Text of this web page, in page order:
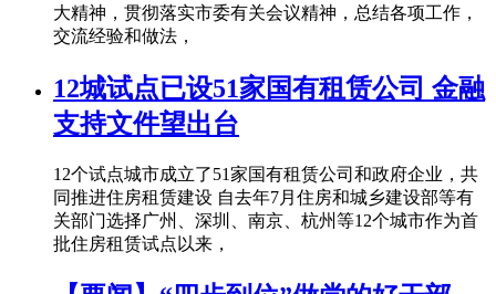
大精神，贯彻落实市委有关会议精神，总结各项工作，
交流经验和做法，
12城试点已设51家国有租赁公司 金融
支持文件望出台
12个试点城市成立了51家国有租赁公司和政府企业，共
同推进住房租赁建设 自去年7月住房和城乡建设部等有
关部门选择广州、深圳、南京、杭州等12个城市作为首
批住房租赁试点以来，